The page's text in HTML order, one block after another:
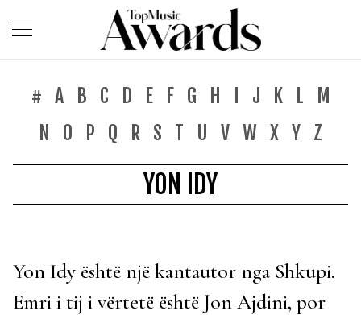
# A B C D E F G H J K L
M
N
O P Q R S T U V W X Y Z
YON IDY
Yon Idy është një kantautor nga Shkupi.
Emri i tij i vërtetë është Jon Ajdini, por